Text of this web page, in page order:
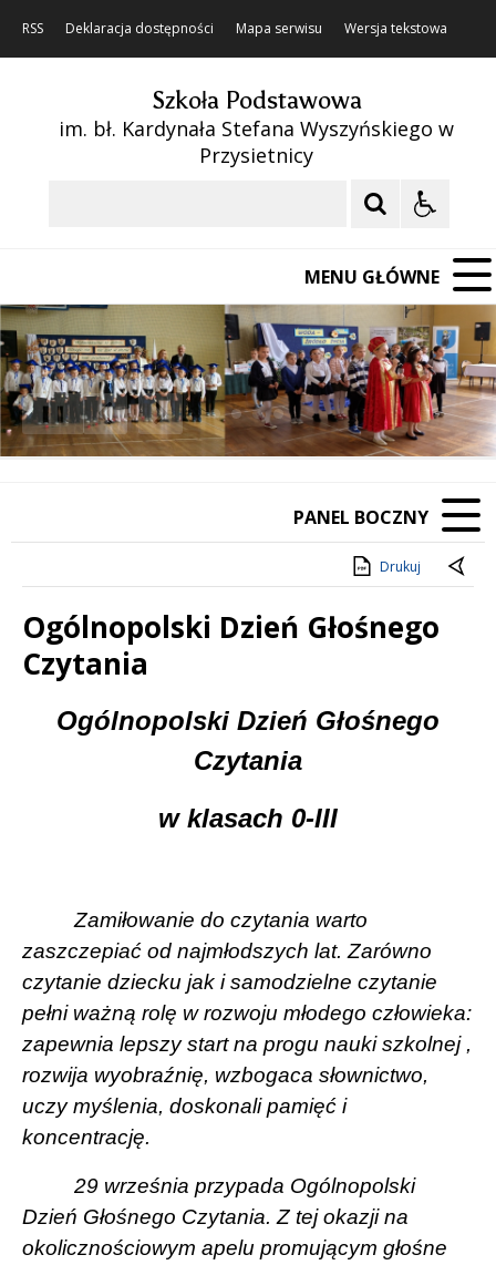
RSS Deklaracja dostępności Mapa serwisu Wersja tekstowa
Szkoła Podstawowa
im. bł. Kardynała Stefana Wyszyńskiego w
Przysietnicy
MENU GŁÓWNE
Poprzedni Element
Następny Element
❚❚
PANEL BOCZNY
Drukuj
Ogólnopolski Dzień Głośnego
Czytania
Treść
Ogólnopolski Dzień Głośnego
Czytania
w klasach 0-III
Zamiłowanie do czytania warto
zaszczepiać od najmłodszych lat. Zarówno
czytanie dziecku jak i samodzielne czytanie
pełni ważną rolę w rozwoju młodego człowieka:
zapewnia lepszy start na progu nauki szkolnej ,
rozwija wyobraźnię, wzbogaca słownictwo,
uczy myślenia, doskonali pamięć i
koncentrację.
29 września przypada Ogólnopolski
Dzień Głośnego Czytania. Z tej okazji na
okolicznościowym apelu promującym głośne